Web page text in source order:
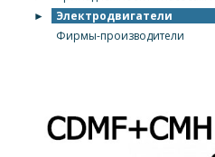
►
Электродвигатели
Фирмы-производители